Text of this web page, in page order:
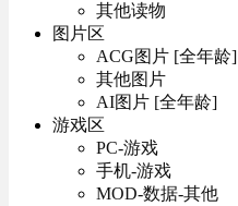
其他读物
图片区
ACG图片 [全年龄]
其他图片
AI图片 [全年龄]
游戏区
PC-游戏
手机-游戏
MOD-数据-其他